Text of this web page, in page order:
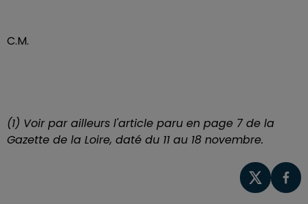
C.M.
(1) Voir par ailleurs l'article paru en page 7 de la
Gazette de la Loire, daté du 11 au 18 novembre.